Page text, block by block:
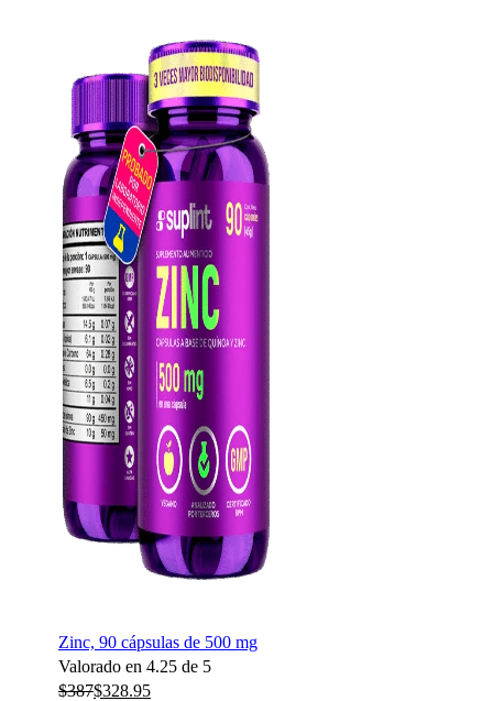
Zinc, 90 cápsulas de 500 mg
Valorado en 4.25 de 5
$387$328.95